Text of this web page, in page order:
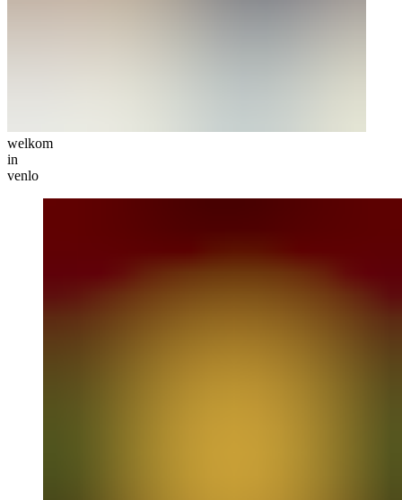
welkom
in
venlo